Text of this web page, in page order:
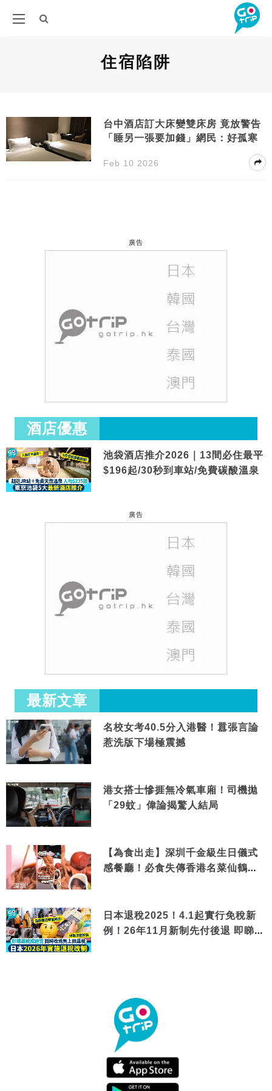
住宿陷阱
台中酒店訂大床變雙床房 竟放警告
「睡另一張要加錢」網民：好孤寒
Feb 10 2026
廣告
酒店優惠
池袋酒店推介2026｜13間必住最平
$196起/30秒到車站/免費碳酸溫泉
廣告
最新文章
名校女考40.5分入港醫！囂張言論
惹洗版下場極震撼
港女搭士慘捱無冷氣車廂！司機拋
「29蚊」偉論揭驚人結局
【為食出走】深圳千金級生日儀式
感餐廳！必食失傳香港名菜仙鶴神
日本退稅2025！4.1起實行免稅新
例！26年11月新制先付後退 即睇步